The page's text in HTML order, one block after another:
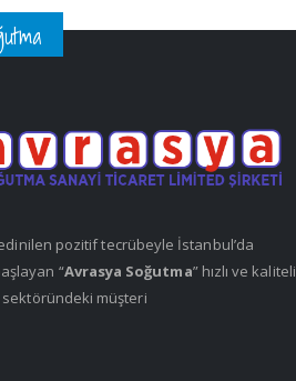
pozitif tecrübeyle İstanbul’da
“Avrasya Soğutma” hızlı ve kaliteli
sektöründeki müşteri